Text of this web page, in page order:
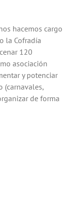
hacemos cargo
la Cofradía
120
asociación
y potenciar
(carnavales,
de forma